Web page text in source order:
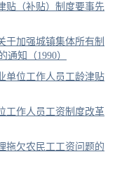
贴（补贴）制度要事先
于加强城镇集体所有制
知（1990）
单位工作人员工龄津贴
工作人员工资制度改革
拖欠农民工工资问题的